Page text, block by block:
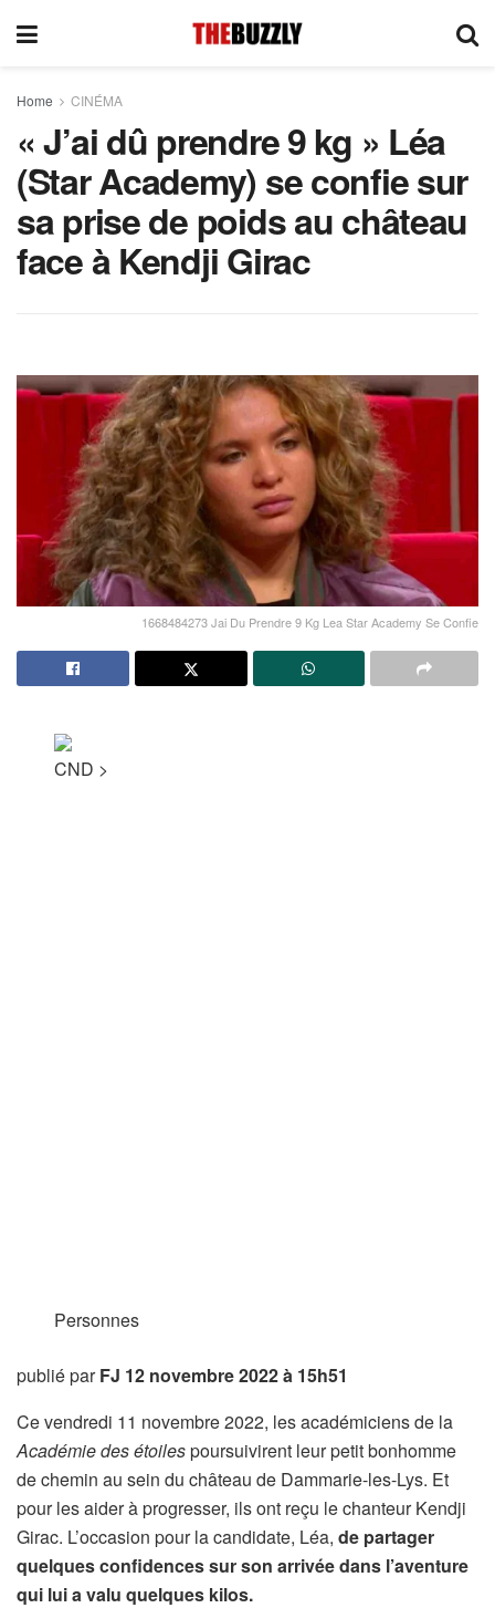
Home CINÉMA
« J’ai dû prendre 9 kg » Léa
(Star Academy) se confie sur
sa prise de poids au château
face à Kendji Girac
1668484273 Jai Du Prendre 9 Kg Lea Star Academy Se Confie
CND >
Personnes
publié parFJ 12 novembre 2022 à 15h51
Ce vendredi 11 novembre 2022, les académiciens de la
Académie des étoilespoursuivirent leur petit bonhomme
de chemin au sein du château de Dammarie-les-Lys. Et
pour les aider à progresser, ils ont reçu le chanteur Kendji
Girac. L’occasion pour la candidate, Léa, de partager
quelques confidences sur son arrivée dans l’aventure
qui lui a valu quelques kilos.